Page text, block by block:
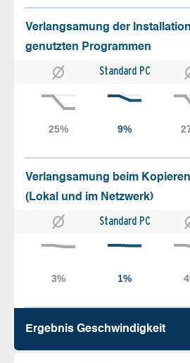
Verlangsamung der
genutzten Programmen
Standard PC
Verlangsamung beim
(Lokal und im Netzwerk)
Standard PC
Ergebnis Geschw­indigkeit